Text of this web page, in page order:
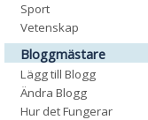
Sport
Vetenskap
Bloggmästare
Lägg till Blogg
Ändra Blogg
Hur det Fungerar